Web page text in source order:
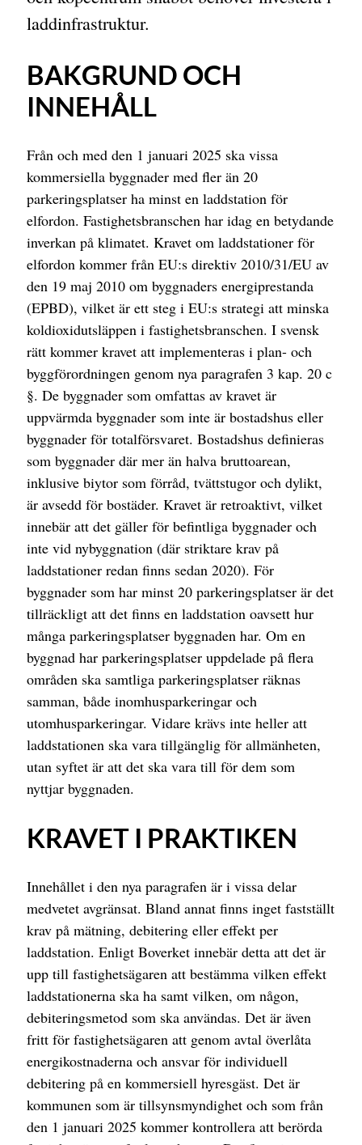
laddinfrastruktur.
BAKGRUND OCH
INNEHÅLL
Från och med den 1 januari 2025 ska vissa
kommersiella byggnader med fler än 20
parkeringsplatser ha minst en laddstation för
elfordon. Fastighetsbranschen har idag en betydande
inverkan på klimatet. Kravet om laddstationer för
elfordon kommer från EU:s direktiv 2010/31/EU av
den 19 maj 2010 om byggnaders energiprestanda
(EPBD), vilket är ett steg i EU:s strategi att minska
koldioxidutsläppen i fastighetsbranschen. I svensk
rätt kommer kravet att implementeras i plan- och
byggförordningen genom nya paragrafen 3 kap. 20 c
§. De byggnader som omfattas av kravet är
uppvärmda byggnader som inte är bostadshus eller
byggnader för totalförsvaret. Bostadshus definieras
som byggnader där mer än halva bruttoarean,
inklusive biytor som förråd, tvättstugor och dylikt,
är avsedd för bostäder. Kravet är retroaktivt, vilket
innebär att det gäller för befintliga byggnader och
inte vid nybyggnation (där striktare krav på
laddstationer redan finns sedan 2020). För
byggnader som har minst 20 parkeringsplatser är det
tillräckligt att det finns en laddstation oavsett hur
många parkeringsplatser byggnaden har. Om en
byggnad har parkeringsplatser uppdelade på flera
områden ska samtliga parkeringsplatser räknas
samman, både inomhusparkeringar och
utomhusparkeringar. Vidare krävs inte heller att
laddstationen ska vara tillgänglig för allmänheten,
utan syftet är att det ska vara till för dem som
nyttjar byggnaden.
KRAVET I PRAKTIKEN
Innehållet i den nya paragrafen är i vissa delar
medvetet avgränsat. Bland annat finns inget fastställt
krav på mätning, debitering eller effekt per
laddstation. Enligt Boverket innebär detta att det är
upp till fastighetsägaren att bestämma vilken effekt
laddstationerna ska ha samt vilken, om någon,
debiteringsmetod som ska användas. Det är även
fritt för fastighetsägaren att genom avtal överlåta
energikostnaderna och ansvar för individuell
debitering på en kommersiell hyresgäst. Det är
kommunen som är tillsynsmyndighet och som från
den 1 januari 2025 kommer kontrollera att berörda